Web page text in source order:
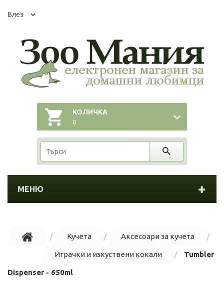
Влез
КОЛИЧКА
0
МЕНЮ
Кучета Аксесоари за кучета
Играчки и изкуствени кокали Tumbler
Dispenser - 650ml